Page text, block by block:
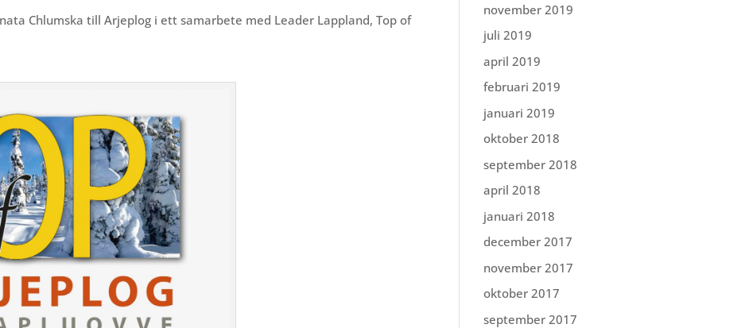
Chlumska till Arjeplog i ett samarbete med Leader Lappland, Top of
november 2019
juli 2019
april 2019
februari 2019
januari 2019
oktober 2018
september 2018
april 2018
januari 2018
december 2017
november 2017
oktober 2017
september 2017